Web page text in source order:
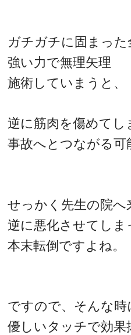
ガチガチに固まった
強い力で無理矢理
施術していまうと、
逆に筋肉を傷めてし
事故へとつながる可
せっかく先生の院へ
逆に悪化させてしま
本末転倒ですよね。
ですので、そんな時
優しいタッチで効果